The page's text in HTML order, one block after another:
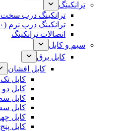
ترانکینگ
ترانکینگ درب سخت
ترانکینگ درب نرم (۵۰*۱۰۵)
اتصالات ترانکینگ
سیم و کابل
کابل برق
کابل افشان
کابل
کابل
کابل
کابل
کابل
کابل